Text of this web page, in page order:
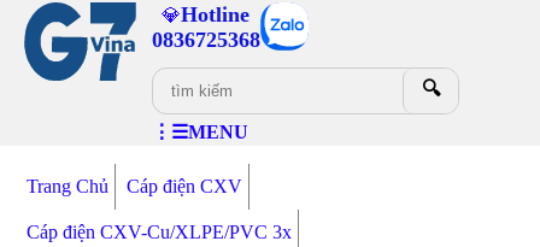
💎Hotline
0836725368
🔍
⋮☰MENU
Trang Chủ Cáp điện CXV
Cáp điện CXV-Cu/XLPE/PVC 3x